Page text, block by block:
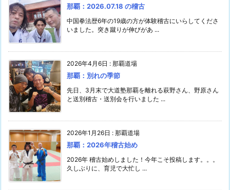
那覇：2026.07.18 の稽古
中国拳法歴6年の19歳の方が体験稽古にいらしてくださ
いました。突き蹴りが伸びがあ ...
2026年4月6日 : 那覇道場
那覇：別れの季節
先日、3月末で大道塾那覇を離れる萩野さん、野原さん
と送別稽古・送別会を行いました ...
2026年1月26日 : 那覇道場
那覇：2026年稽古始め
2026年 稽古始めしました！今年こそ投稿します。。。
久しぶりに、育児で大忙し ...